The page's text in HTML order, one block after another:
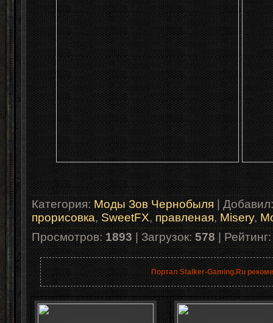
Категория: Моды Зов Чернобыля|Добавил
прорисовка,SweetFX,правленая,Misery,
Просмотров:1893|Загрузок: 578|Рейтинг
Портал Stalker-Gaming.Ru